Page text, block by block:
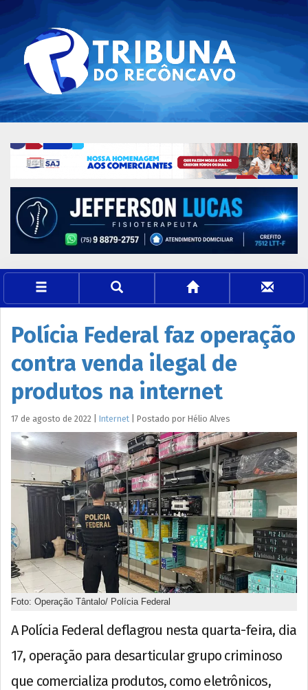
Polícia Federal faz operação
contra venda ilegal de
produtos na internet
17 de agosto de 2022 Internet Postado por Hélio Alves
Foto: Operação Tântalo/ Polícia Federal
A Polícia Federal deflagrou nesta quarta-feira, dia
17, operação para desarticular grupo criminoso
que comercializa produtos, como eletrônicos,